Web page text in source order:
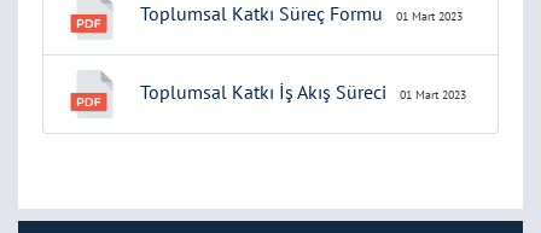
Toplumsal Katkı Süreç Formu 01 Mart 2023
Toplumsal Katkı İş Akış Süreci 01 Mart 2023